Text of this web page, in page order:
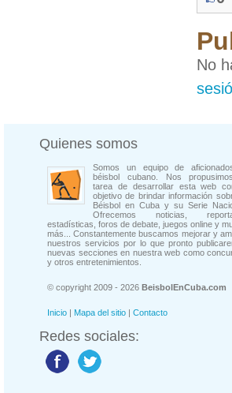
No
Quienes somos
Somos un equipo de
béisbol cubano. Nos
tarea de desarrollar esta web
objetivo de brindar información
Béisbol en Cuba y su Serie
Ofrecemos noticias,
estadísticas, foros de debate, juegos online y
más... Constantemente buscamos mejorar y
nuestros servicios por lo que pronto
nuevas secciones en nuestra web como
y otros entretenimientos.
© copyright 2009 - 2026 BeisbolEnCuba.com
Inicio | Mapa del sitio | Contacto
Redes sociales: